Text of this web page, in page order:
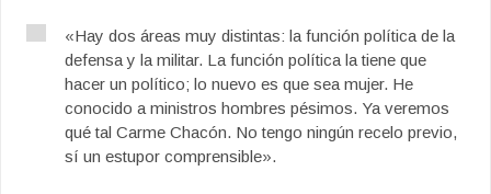
«Hay dos áreas muy distintas: la función política de la
defensa y la militar. La función política la tiene que
hacer un político; lo nuevo es que sea mujer. He
conocido a ministros hombres pésimos. Ya veremos
qué tal Carme Chacón. No tengo ningún recelo previo,
sí un estupor comprensible».